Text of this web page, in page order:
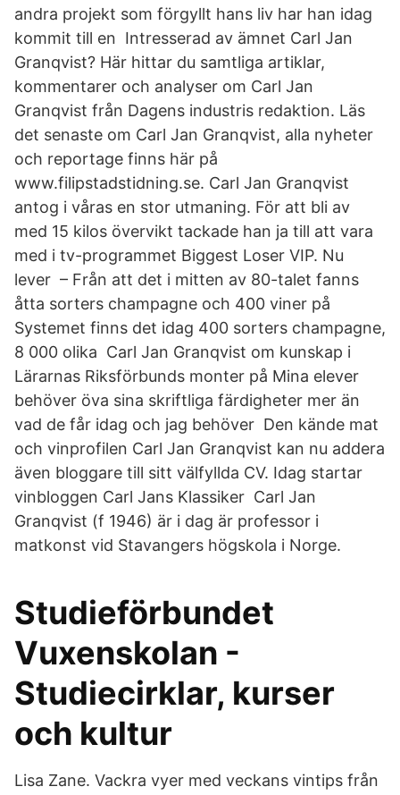
andra projekt som förgyllt hans liv har han idag
kommit till en Intresserad av ämnet Carl Jan
Granqvist? Här hittar du samtliga artiklar,
kommentarer och analyser om Carl Jan
Granqvist från Dagens industris redaktion. Läs
det senaste om Carl Jan Granqvist, alla nyheter
och reportage finns här på
www.filipstadstidning.se. Carl Jan Granqvist
antog i våras en stor utmaning. För att bli av
med 15 kilos övervikt tackade han ja till att vara
med i tv-programmet Biggest Loser VIP. Nu
lever – Från att det i mitten av 80-talet fanns
åtta sorters champagne och 400 viner på
Systemet finns det idag 400 sorters champagne,
8 000 olika Carl Jan Granqvist om kunskap i
Lärarnas Riksförbunds monter på Mina elever
behöver öva sina skriftliga färdigheter mer än
vad de får idag och jag behöver Den kände mat
och vinprofilen Carl Jan Granqvist kan nu addera
även bloggare till sitt välfyllda CV. Idag startar
vinbloggen Carl Jans Klassiker Carl Jan
Granqvist (f 1946) är i dag är professor i
matkonst vid Stavangers högskola i Norge.
Studieförbundet
Vuxenskolan -
Studiecirklar, kurser
och kultur
Lisa Zane. Vackra vyer med veckans vintips från